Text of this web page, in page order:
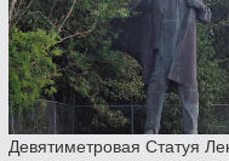
Девятиметровая Статуя